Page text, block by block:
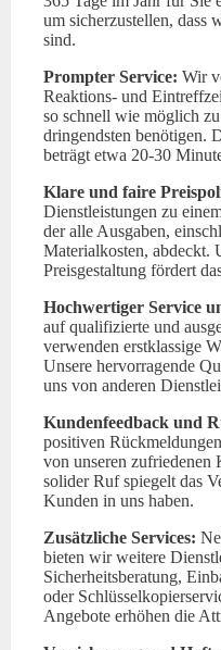
um sicherzustellen, dass
sind.
Prompter Service: Wir
Reaktions- und
so schnell wie möglich
dringendsten benötigen.
beträgt etwa 20-30
Klare und faire
Dienstleistungen zu
der alle Ausgaben,
Materialkosten, abdeckt.
Preisgestaltung fördert
Hochwertiger Service
auf qualifizierte und
verwenden erstklassige
Unsere hervorragende
uns von anderen
Kundenfeedback und
positiven
von unseren zufriedenen
solider Ruf spiegelt das
Kunden in uns haben.
Zusätzliche Services:
bieten wir weitere
Sicherheitsberatung,
oder
Angebote erhöhen die